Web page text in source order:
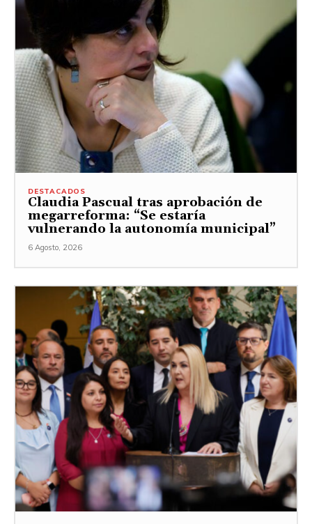
DESTACADOS
Claudia Pascual tras aprobación de
megarreforma: “Se estaría
vulnerando la autonomía municipal”
6 Agosto, 2026